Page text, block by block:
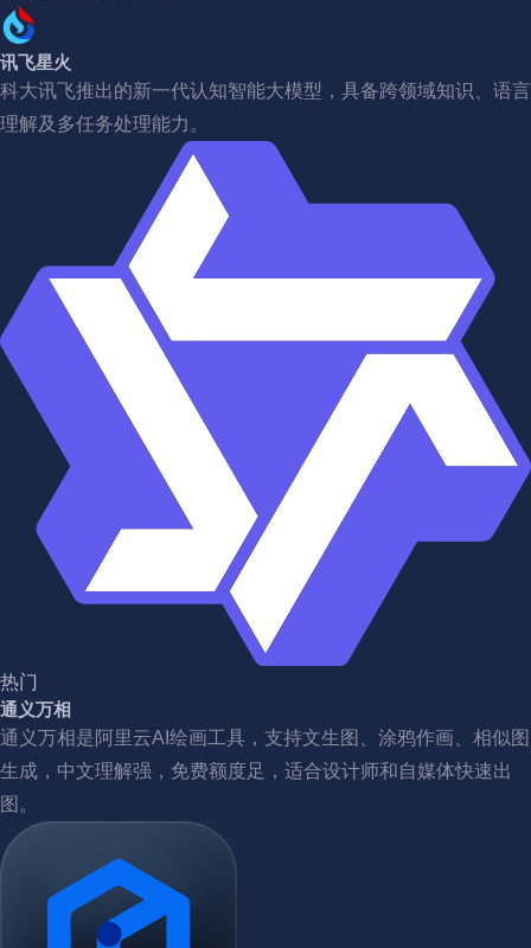
讯飞星火
科大讯飞推出的新一代认知智能大模型，具备跨领域知识、语言
理解及多任务处理能力。
热门
通义万相
通义万相是阿里云AI绘画工具，支持文生图、涂鸦作画、相似图
生成，中文理解强，免费额度足，适合设计师和自媒体快速出
图。